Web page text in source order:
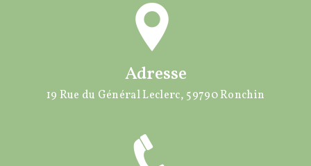
Adresse
19 Rue du Général Leclerc, 59790 Ronchin